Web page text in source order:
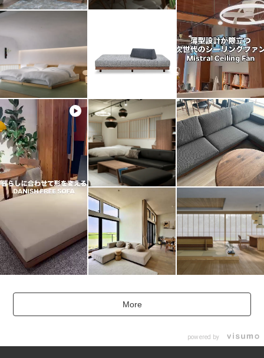
More
powered by